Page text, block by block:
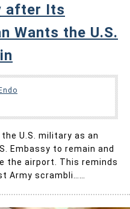
after Its
Wants the U.S.
U.S. military as an
Embassy to remain and
the airport. This reminds
Army scrambli……